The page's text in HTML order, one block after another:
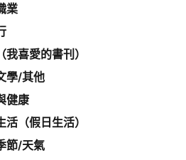
業​
我喜愛的書刊）​
學/其他​
健康​
活（假日生活）​
節/天氣​